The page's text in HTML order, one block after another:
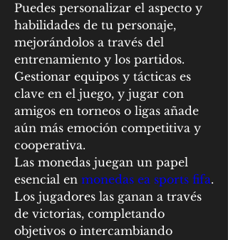
Puedes personalizar el aspecto y
habilidades de tu personaje,
mejorándolos a través del
entrenamiento y los partidos.
Gestionar equipos y tácticas es
clave en el juego, y jugar con
amigos en torneos o ligas añade
aún más emoción competitiva y
cooperativa.
Las monedas juegan un papel
esencial en monedas ea sports fifa.
Los jugadores las ganan a través
de victorias, completando
objetivos o intercambiando